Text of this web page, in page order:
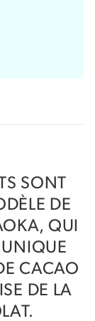
SONT
DE
QUI
CACAO
DE LA